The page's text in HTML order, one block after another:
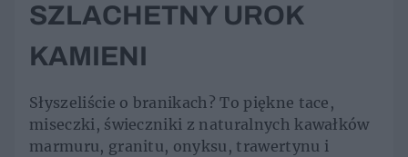
SZLACHETNY UROK
KAMIENI
Słyszeliście o branikach? To piękne tace,
miseczki, świeczniki z naturalnych kawałków
marmuru, granitu, onyksu, trawertynu i